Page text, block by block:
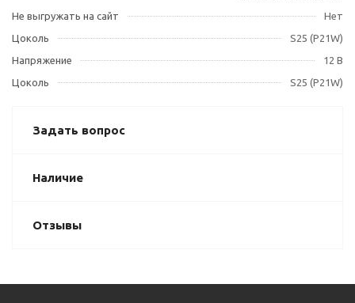
Не выгружать на сайт
Нет
Цоколь
S25 (P21W)
Напряжение
12 В
Цоколь
S25 (P21W)
Задать вопрос
Наличие
Отзывы